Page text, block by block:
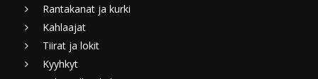
Rantakanat ja kurki
Kahlaajat
Tiirat ja lokit
Kyyhkyt